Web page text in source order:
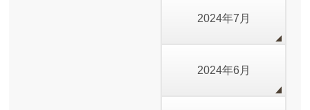
2024年7月
2024年6月